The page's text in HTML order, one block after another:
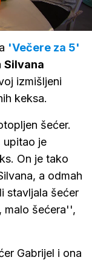
'Večere za 5'
Silvana
izmišljeni
keksa.
šećer.
upitao je
On je tako
a odmah
stavljala šećer
malo šećera'',
Gabrijel i ona